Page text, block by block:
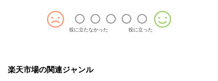
役に立たなかった 役に立った
楽天市場の関連ジャンル